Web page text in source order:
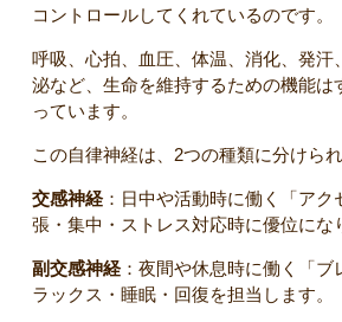
コントロールしてくれているのです。
呼吸、心拍、血圧、体温、消化、発汗
泌など、生命を維持するための機能は
っています。
この自律神経は、2つの種類に分けられ
交感神経：日中や活動時に働く「アク
張・集中・ストレス対応時に優位にな
副交感神経：夜間や休息時に働く「ブ
ラックス・睡眠・回復を担当します。